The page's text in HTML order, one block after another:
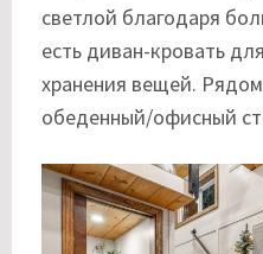
светлой благодаря
есть диван-кровать
хранения вещей.
обеденный/офисный